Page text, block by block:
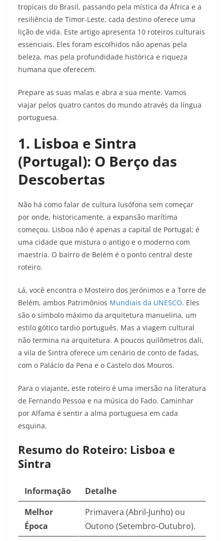
tropicais do Brasil, passando pela mística da África e a
resiliência de Timor-Leste, cada destino oferece uma
lição de vida. Este artigo apresenta 10 roteiros culturais
essenciais. Eles foram escolhidos não apenas pela
beleza, mas pela profundidade histórica e riqueza
humana que oferecem.
Prepare as suas malas e abra a sua mente. Vamos
viajar pelos quatro cantos do mundo através da língua
portuguesa.
1. Lisboa e Sintra
(Portugal): O Berço das
Descobertas
Não há como falar de cultura lusófona sem começar
por onde, historicamente, a expansão marítima
começou. Lisboa não é apenas a capital de Portugal; é
uma cidade que mistura o antigo e o moderno com
maestria. O bairro de Belém é o ponto central deste
roteiro.
Lá, você encontra o Mosteiro dos Jerónimos e a Torre de
Belém, ambos Patrimônios Mundiais da UNESCO. Eles
são o símbolo máximo da arquitetura manuelina, um
estilo gótico tardio português. Mas a viagem cultural
não termina na arquitetura. A poucos quilômetros dali,
a vila de Sintra oferece um cenário de conto de fadas,
com o Palácio da Pena e o Castelo dos Mouros.
Para o viajante, este roteiro é uma imersão na literatura
de Fernando Pessoa e na música do Fado. Caminhar
por Alfama é sentir a alma portuguesa em cada
esquina.
Resumo do Roteiro: Lisboa e
Sintra
Informação
Detalhe
Melhor
Época
Primavera (Abril-Junho) ou
Outono (Setembro-Outubro).